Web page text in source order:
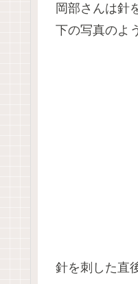
岡部さんは針
下の写真のよ
針を刺した直